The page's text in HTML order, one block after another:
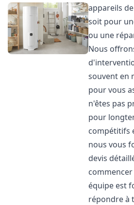
appareils
soit pour
ou une
Nous
souvent en
pour vous
n'êtes pas
pour
compétitifs
nous vous
devis
équipe est
répondre à